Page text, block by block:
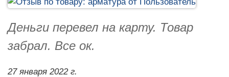
Деньги перевел на карту. Товар
забрал. Все ок.
27 января 2022 г.